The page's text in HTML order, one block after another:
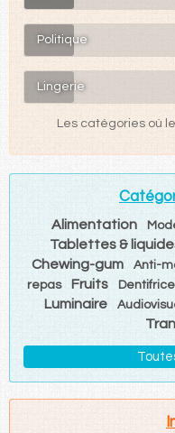
Politique
Lingerie
Les catégories où
Alimentation
Tablettes &
Chewing-gum Anti-
repas
Fruits
Luminaire